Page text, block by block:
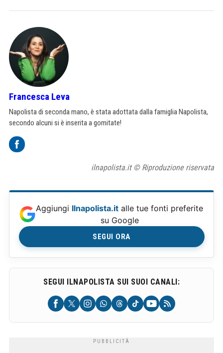
Francesca Leva
Napolista di seconda mano, è stata adottata dalla famiglia Napolista,
secondo alcuni si è inserita a gomitate!
ilnapolista.it © Riproduzione riservata
Aggiungi Ilnapolista.it alle tue fonti preferite
su Google
SEGUI ORA
SEGUI ILNAPOLISTA SUI SUOI CANALI: